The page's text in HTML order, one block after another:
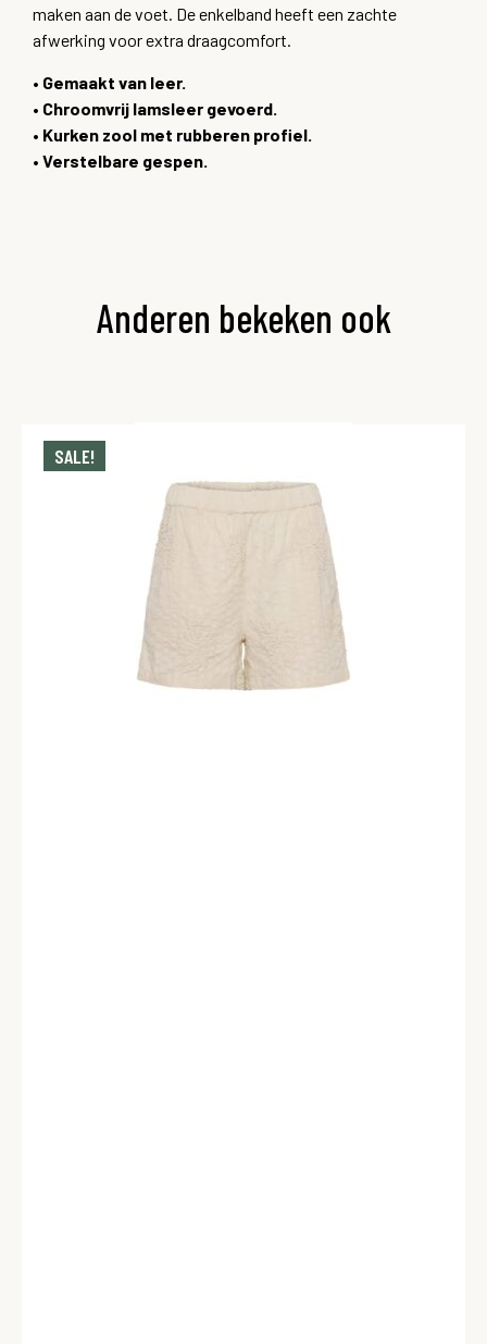
maken aan de voet. De enkelband heeft een zachte
afwerking voor extra draagcomfort.
• Gemaakt van leer.
• Chroomvrij lamsleer gevoerd.
• Kurken zool met rubberen profiel.
• Verstelbare gespen.
Anderen bekeken ook
SALE!